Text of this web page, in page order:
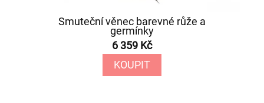
Smuteční věnec barevné růže a
germínky
6 359 Kč
KOUPIT